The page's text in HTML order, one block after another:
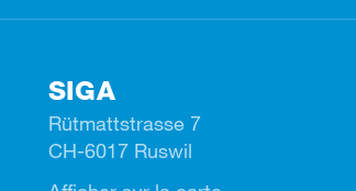
SIGA
Rütmattstrasse 7
CH-6017 Ruswil